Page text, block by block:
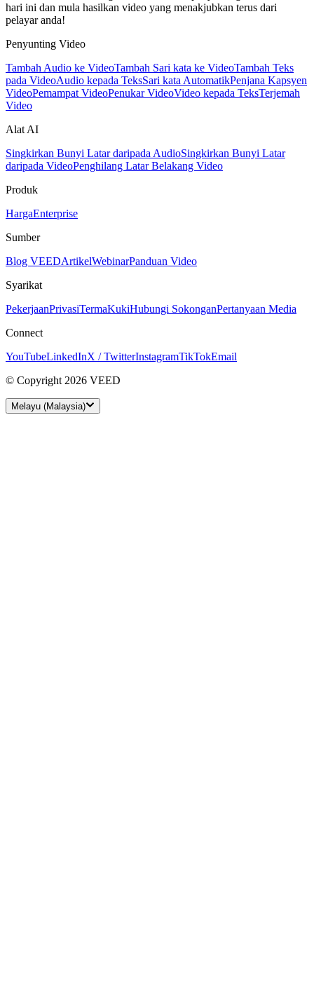
hari ini dan mula hasilkan video yang menakjubkan terus dari
pelayar anda!
Penyunting Video
Tambah Audio ke VideoTambah Sari kata ke VideoTambah Teks
pada VideoAudio kepada TeksSari kata AutomatikPenjana Kapsyen
VideoPemampat VideoPenukar VideoVideo kepada TeksTerjemah
Video
Alat AI
Singkirkan Bunyi Latar daripada AudioSingkirkan Bunyi Latar
daripada VideoPenghilang Latar Belakang Video
Produk
HargaEnterprise
Sumber
Blog VEEDArtikelWebinarPanduan Video
Syarikat
PekerjaanPrivasiTermaKukiHubungi SokonganPertanyaan Media
Connect
YouTubeLinkedInX / TwitterInstagramTikTokEmail
© Copyright 2026 VEED
Melayu (Malaysia)